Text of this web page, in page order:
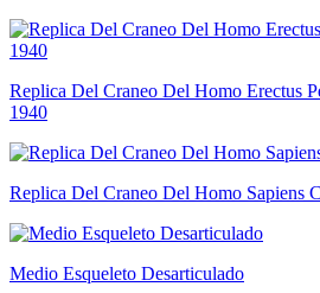
Replica Del Craneo Del Homo Erectus
1940
Replica Del Craneo Del Homo Sapiens
Medio Esqueleto Desarticulado